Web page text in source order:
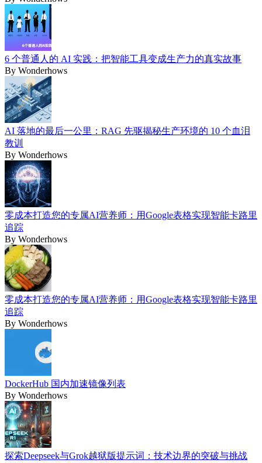
6 个普通人的 AI 实践：把智能工具变成生产力的真实故事
By Wonderhows
AI 落地的最后一公里：RAG 先驱揭秘生产环境的 10 个血泪
教训
By Wonderhows
零成本打造您的专属AI营养师：用Google表格实现智能卡路里
追踪
By Wonderhows
零成本打造您的专属AI营养师：用Google表格实现智能卡路里
追踪
By Wonderhows
DockerHub 国内加速镜像列表
By Wonderhows
探索Deepseek与Grok越狱版提示词：技术边界的突破与挑战